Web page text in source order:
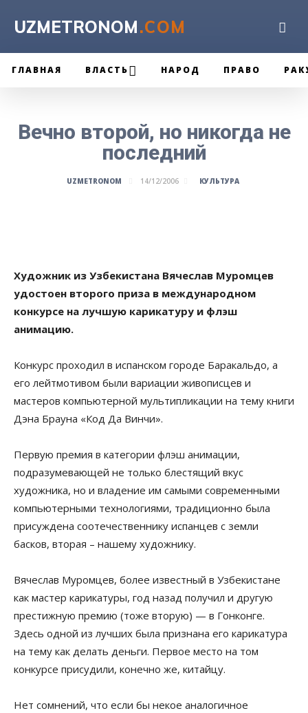
UZMETRONOM.COM
ГЛАВНАЯ ВЛАСТЬ НАРОД ПРАВО
Вечно второй, но никогда не
последний
UZMETRONOM 14/12/2006 КУЛЬТУРА
Художник из Узбекистана Вячеслав Муромцев
удостоен второго приза в международном
конкурсе на лучшую карикатуру и флэш
анимацию.
Конкурс проходил в испанском городе Баракальдо, а
его лейтмотивом были вариации живописцев и
мастеров компьютерной мультипликации на тему книги
Дэна Брауна «Код Да Винчи».
Первую премия в категории флэш анимации,
подразумевающей не только блестящий вкус
художника, но и владение им самыми современными
компьютерными технологиями, традиционно была
присуждена соотечественнику испанцев с земли
басков, вторая – нашему художнику.
Вячеслав Муромцев, более известный в Узбекистане
как мастер карикатуры, год назад получил и другую
престижную премию (тоже вторую) — в Гонконге.
Здесь одной из лучших была признана его карикатура
на тему как делать деньги. Первое место на том
конкурсе присудили, конечно же, китайцу.
Нет сомнений, что если бы некое аналогичное